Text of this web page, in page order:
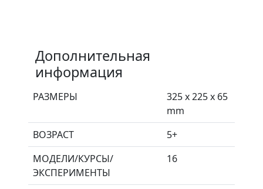
Дополнительная
информация
РАЗМЕРЫ
325 x 225 x 65
mm
ВОЗРАСТ
5+
МОДЕЛИ/КУРСЫ/
ЭКСПЕРИМЕНТЫ
16